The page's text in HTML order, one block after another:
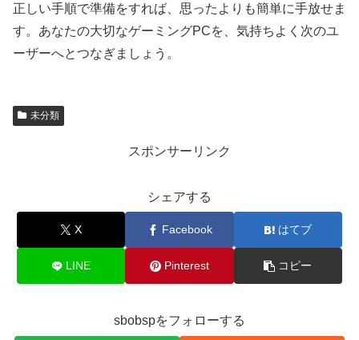
正しい手順で準備をすれば、思ったよりも簡単に手放せま
す。あなたの大切なゲーミングPCを、気持ちよく次のユ
ーザーへとつなぎましょう。
未分類
スポンサーリンク
シェアする
X Facebook はてブ
LINE Pinterest コピー
sbobspをフォローする